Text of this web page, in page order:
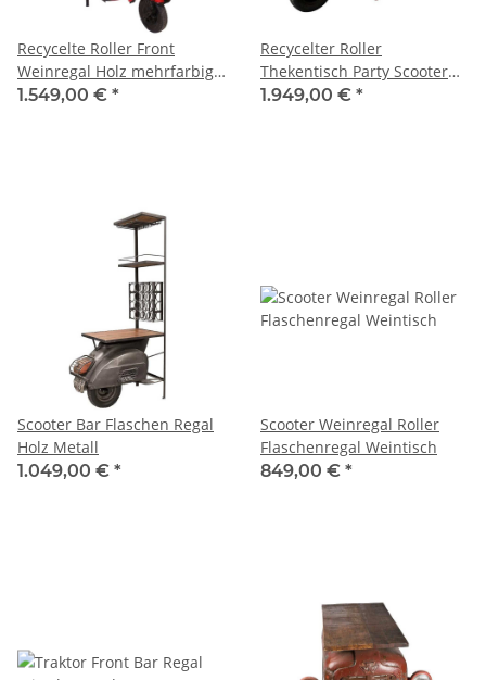
Recycelte Roller Front
Weinregal Holz mehrfarbig
Barschrank
1.549,00 € *
Recycelter Roller
Thekentisch Party Scooter
mehrfarbig
1.949,00 € *
Scooter Bar Flaschen Regal
Holz Metall
1.049,00 € *
Scooter Weinregal Roller
Flaschenregal Weintisch
849,00 € *